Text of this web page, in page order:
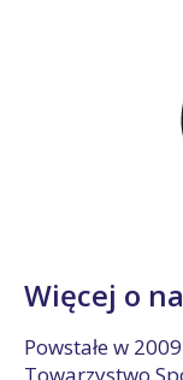
Więcej o
Powstałe w